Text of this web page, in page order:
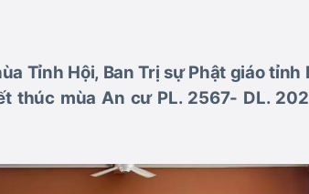
Tỉnh Hội, Ban Trị sự Phật giáo tỉnh
thúc mùa An cư PL. 2567- DL.